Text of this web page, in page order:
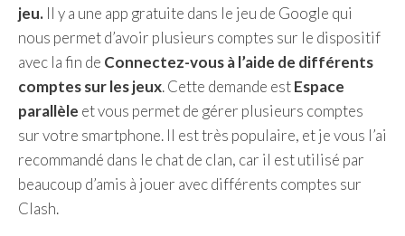
jeu. Il y a une app gratuite dans le jeu de Google qui
nous permet d’avoir plusieurs comptes sur le dispositif
avec la fin de Connectez-vous à l’aide de différents
comptes sur les jeux. Cette demande estEspace
parallèle et vous permet de gérer plusieurs comptes
sur votre smartphone. Il est très populaire, et je vous l’ai
recommandé dans le chat de clan, car il est utilisé par
beaucoup d’amis à jouer avec différents comptes sur
Clash.